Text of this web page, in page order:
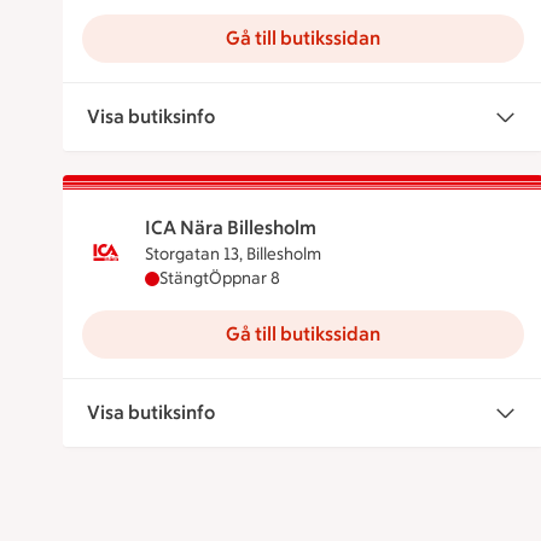
Gå till butikssidan
Visa butiksinfo
ICA Nära Billesholm
Storgatan 13, Billesholm
ICA Nära Billesholm har stängt, öppnar
StängtÖppnar 8
Gå till butikssidan
Visa butiksinfo